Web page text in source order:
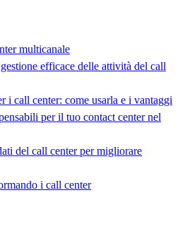
multicanale
efficace delle attività del call
i call center: come usarla e i vantaggi
per il tuo contact center nel
del call center per migliorare
i call center